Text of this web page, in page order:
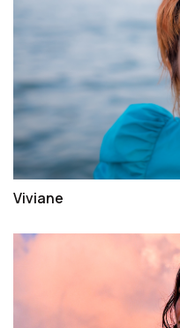
Viviane